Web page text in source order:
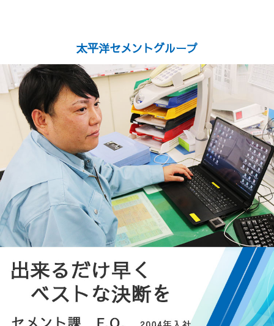
ツ
文
プ
有隣興業株式会社
太平洋セメントグループ